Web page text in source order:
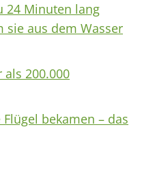
24 Minuten lang
sie aus dem Wasser
200.000
bekamen – das